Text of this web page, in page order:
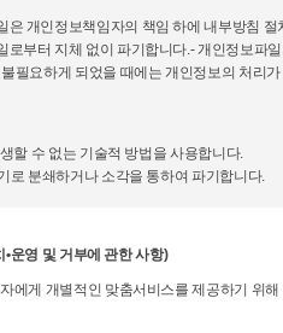
은 개인정보책임자의 책임 하에 내부방침
로부터 지체 없이 파기합니다.- 개인정보파
필요하게 되었을 때에는 개인정보의 처리
할 수 없는 기술적 방법을 사용합니다.
로 분쇄하거나 소각을 통하여 파기합니다.
운영 및 거부에 관한 사항)
에게 개별적인 맞춤서비스를 제공하기 위